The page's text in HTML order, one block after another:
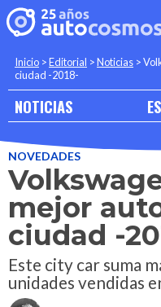
Inicio >Editorial >Noticias >
ciudad -2018-
NOTICIAS
NOVEDADES
mejor
ciudad -
Este city car suma
unidades vendidas